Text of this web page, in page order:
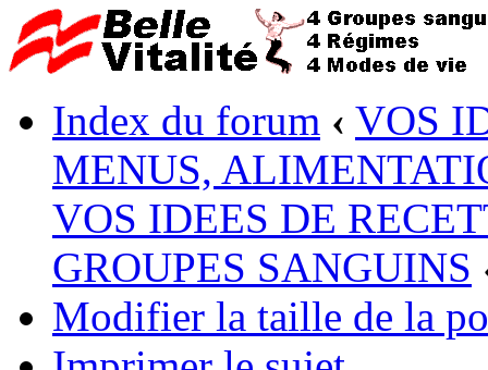
Index du forum ‹ VOS
MENUS,
VOS IDEES DE
GROUPES SANGUINS
Modifier la taille de la